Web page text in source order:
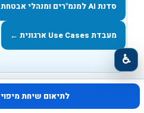
סדנת AI למנמ"רים ומנהלי אבטחת מידע
מעבדת Use Cases ארגונית ←
לתיאום שיחת מיפוי
♿